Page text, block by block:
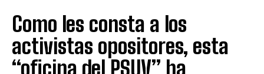
Como les consta a los
activistas opositores, esta
“oficina del PSUV” ha